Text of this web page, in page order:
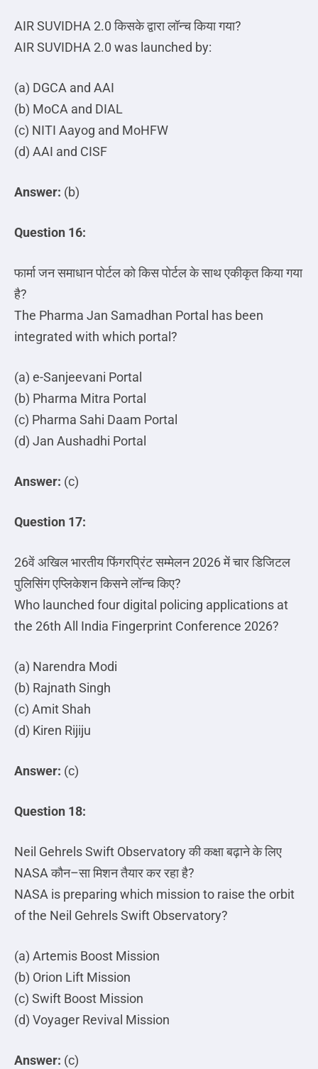
AIR SUVIDHA 2.0किसकेद्वारालॉन्चकियागया?
AIR SUVIDHA 2.0 was launched by:
(a) DGCA and AAI
(b) MoCA and DIAL
(c) NITI Aayog and MoHFW
(d) AAI and CISF
Answer: (b)
Question 16:
फार्माजनसमाधानपोर्टलकोकिसपोर्टलकेसाथएकीकृतकियागया
है?
The Pharma Jan Samadhan Portal has been
integrated with which portal?
(a) e-Sanjeevani Portal
(b) Pharma Mitra Portal
(c) Pharma Sahi Daam Portal
(d) Jan Aushadhi Portal
Answer: (c)
Question 17:
26वेंअखिलभारतीयफिंगरप्रिंटसम्मेलन2026मेंचारडिजिटल
पुलिसिंगएप्लिकेशनकिसनेलॉन्चकिए?
Who launched four digital policing applications at
the 26th All India Fingerprint Conference 2026?
(a) Narendra Modi
(b) Rajnath Singh
(c) Amit Shah
(d) Kiren Rijiju
Answer: (c)
Question 18:
Neil Gehrels Swift Observatoryकीकक्षाबढ़ानेकेलिए
NASAकौन–सामिशनतैयारकररहाहै?
NASA is preparing which mission to raise the orbit
of the Neil Gehrels Swift Observatory?
(a) Artemis Boost Mission
(b) Orion Lift Mission
(c) Swift Boost Mission
(d) Voyager Revival Mission
Answer: (c)